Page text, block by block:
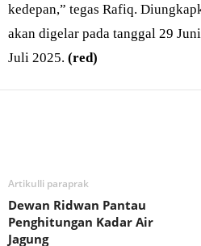
kedepan,” tegas Rafiq.
akan digelar pada tanggal 29
Juli 2025. (red)
Artikulli paraprak
Dewan Ridwan Pantau
Penghitungan Kadar Air
Jagung